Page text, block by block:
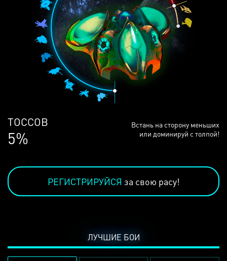
ЛЮДЕЙ
68%
Встань на сторону меньших
или доминируй с толпой!
РЕГИСТРИРУЙСЯ за свою расу!
ЛУЧШИЕ БОИ